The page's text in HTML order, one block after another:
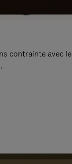
contrainte avec le